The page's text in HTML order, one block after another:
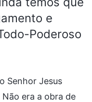
e
Poderoso
Senhor Jesus
era a obra de